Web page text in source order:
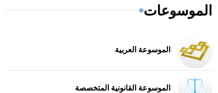
الموسوعات
الموسوعة العربية
الموسوعة القانونية المتخصصة